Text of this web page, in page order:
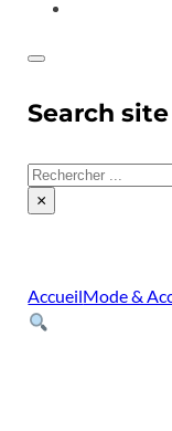
Search site
Rechercher
×
AccueilMode &